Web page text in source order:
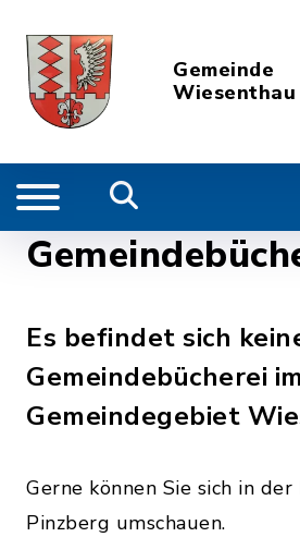
Gemeinde
Wiesenthau
Es befindet sich
Gemeindebücherei im
Gemeindegebiet
Gerne können Sie sich in der
Pinzberg umschauen.